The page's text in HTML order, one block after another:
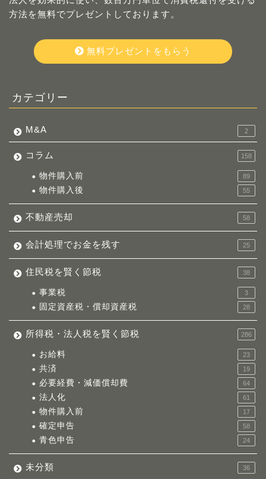
方法を無料でプレゼントしております。
無料プレゼントをもらう
カテゴリー
M&A 2
コラム 158
物件購入前 89
物件購入後 55
不動産売却 58
会計処理でお金を残す 25
住民税を賢く節税 38
事業税 3
固定資産税・償却資産税 28
所得税・法人税を賢く節税 286
お給料 23
共済 19
必要経費・減価償却費 64
法人化 61
物件購入前 17
確定申告 58
青色申告 24
未分類 36